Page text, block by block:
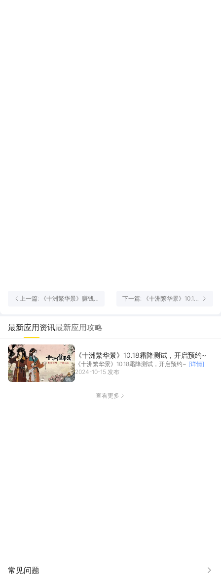
上一篇: 《十洲繁华景》赚钱
下一篇: 《十洲繁华景》10.18
最新应用资讯最新应用攻略
《十洲繁华景》10.18霜降测试，开启预约~
《十洲繁华景》10.18霜降测试，开启预约~ [详情]
2024-10-15 发布
查看更多
常见问题 更多